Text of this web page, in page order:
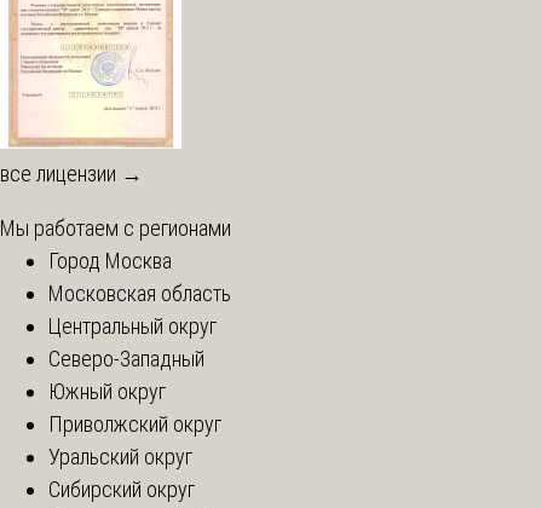
все лицензии →
Мы работаем с регионами
Город Москва
Московская область
Центральный округ
Северо-Западный
Южный округ
Приволжский округ
Уральский округ
Сибирский округ